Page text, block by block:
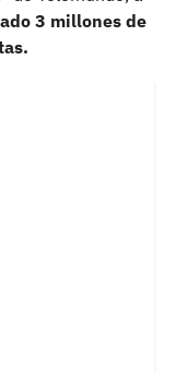
3 millones de